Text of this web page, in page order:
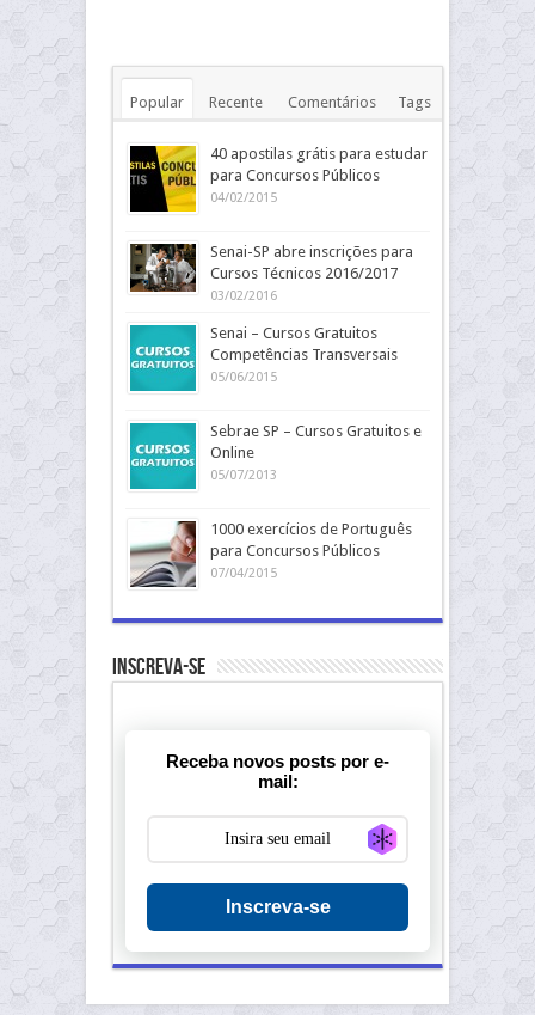
Popular Recente Comentários Tags
40 apostilas grátis para estudar
para Concursos Públicos
04/02/2015
Senai-SP abre inscrições para
Cursos Técnicos 2016/2017
03/02/2016
Senai – Cursos Gratuitos
Competências Transversais
05/06/2015
Sebrae SP – Cursos Gratuitos e
Online
05/07/2013
1000 exercícios de Português
para Concursos Públicos
07/04/2015
Inscreva-se
Receba novos posts por e-
mail:
Generate new
Inscreva-se